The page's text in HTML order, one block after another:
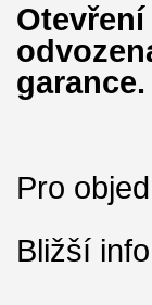
Pro
Bližší